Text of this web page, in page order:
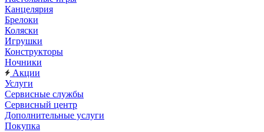
Канцелярия
Брелоки
Коляски
Игрушки
Конструкторы
Ночники
Акции
Услуги
Сервисные службы
Сервисный центр
Дополнительные услуги
Покупка